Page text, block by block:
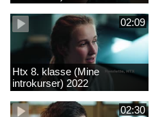
02:09
Htx 8. klasse (Mine
introkurser) 2022
02:30